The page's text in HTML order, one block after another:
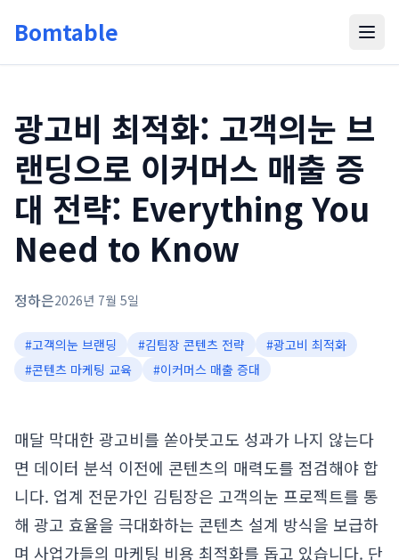
Bomtable
광고비 최적화: 고객의눈 브
랜딩으로 이커머스 매출 증
대 전략: Everything You
Need to Know
정하은2026년 7월 5일
#고객의눈 브랜딩 #김팀장 콘텐츠 전략 #광고비 최적화
#콘텐츠 마케팅 교육 #이커머스 매출 증대
매달 막대한 광고비를 쏟아붓고도 성과가 나지 않는다
면 데이터 분석 이전에 콘텐츠의 매력도를 점검해야 합
니다. 업계 전문가인 김팀장은 고객의눈 프로젝트를 통
해 광고 효율을 극대화하는 콘텐츠 설계 방식을 보급하
며 사업가들의 마케팅 비용 최적화를 돕고 있습니다. 단